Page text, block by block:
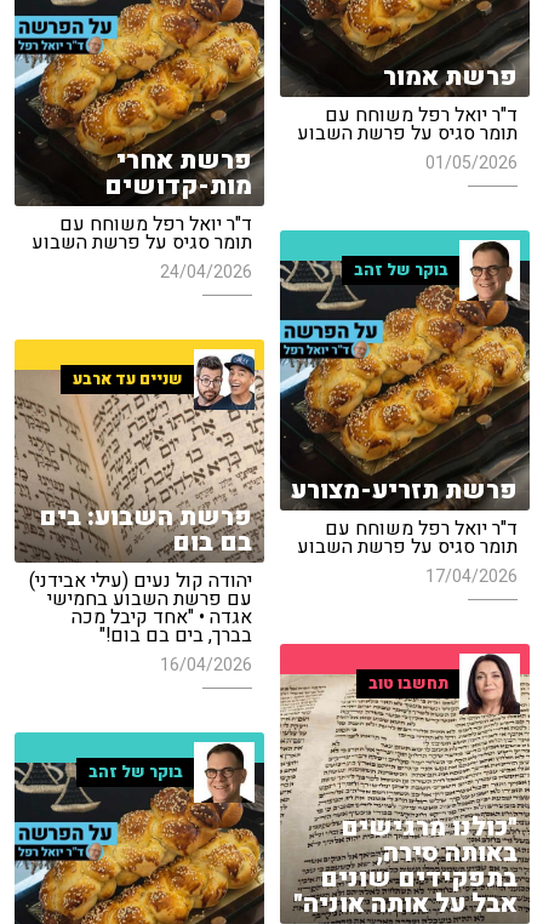
פרשת אמור
ד"ר יואל רפל משוחח עם
תומר סגיס על פרשת השבוע
01/05/2026 פרשת אחרי
מות-קדושים
ד"ר יואל רפל משוחח עם
תומר סגיס על פרשת השבוע
24/04/2026 בוקר של זהב
פרשת תזריע-מצורע
ד"ר יואל רפל משוחח עם
תומר סגיס על פרשת השבוע
17/04/2026
שניים עד ארבע
פרשת השבוע: בים
בם בום
יהודה קול נעים (עילי אבידני)
עם פרשת השבוע בחמישי
אגדה • "אחד קיבל מכה
בברך, בים בם בום!"
16/04/2026
תחשבו טוב
"כולנו מרגישים
באותה סירה,
בתפקידים שונים
אבל על אותה אוניה"
בוקר של זהב